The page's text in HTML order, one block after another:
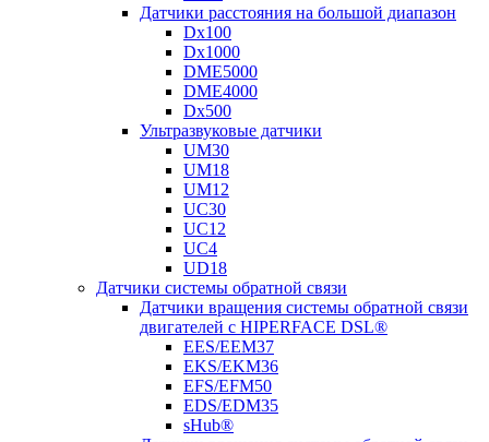
Датчики расстояния на большой диапазон
Dx100
Dx1000
DME5000
DME4000
Dx500
Ультразвуковые датчики
UM30
UM18
UM12
UC30
UC12
UC4
UD18
Датчики системы обратной связи
Датчики вращения системы обратной связи
двигателей с HIPERFACE DSL®
EES/EEM37
EKS/EKM36
EFS/EFM50
EDS/EDM35
sHub®